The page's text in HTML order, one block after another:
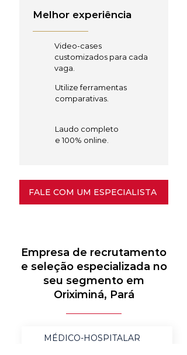
Melhor experiência
Video-cases
customizados para cada
vaga.
Utilize ferramentas
comparativas.
Laudo completo
e 100% online.
FALE COM UM ESPECIALISTA
Empresa de recrutamento
e seleção especializada no
seu segmento em
Oriximiná, Pará
MÉDICO-HOSPITALAR